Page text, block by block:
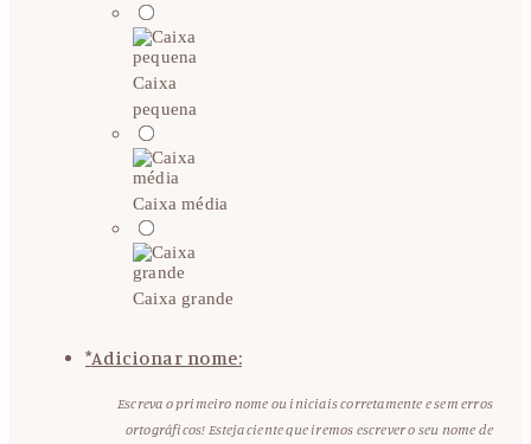
Caixa
pequena
Caixa média
Caixa grande
*Adicionar nome:
Escreva o primeiro nome ou iniciais corretamente e sem erros
ortográficos! Esteja ciente que iremos escrever o seu nome de